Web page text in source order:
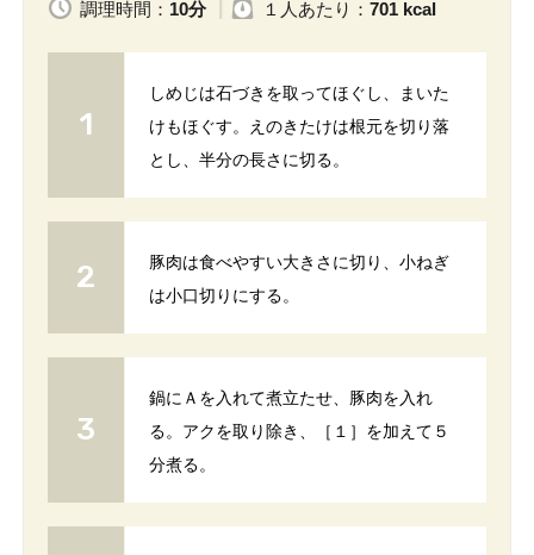
調理時間： 10分 １人 あたり ： 701 kcal
しめじは石づきを取ってほぐし、まいた
けもほぐす。えのきたけは根元を切り落
とし、半分の長さに切る。
豚肉は食べやすい大きさに切り、小ねぎ
は小口切りにする。
鍋にＡを入れて煮立たせ、豚肉を入れ
る。アクを取り除き、［１］を加えて５
分煮る。